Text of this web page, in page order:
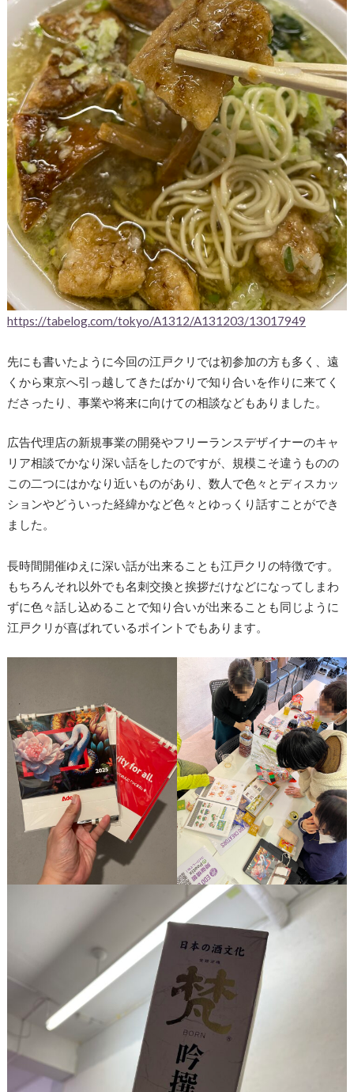
https://tabelog.com/tokyo/A1312/A131203/13017949
先にも書いたように今回の江戸クリでは初参加の方も多く、遠
くから東京へ引っ越してきたばかりで知り合いを作りに来てく
ださったり、事業や将来に向けての相談などもありました。
広告代理店の新規事業の開発やフリーランスデザイナーのキャ
リア相談でかなり深い話をしたのですが、規模こそ違うものの
この二つにはかなり近いものがあり、数人で色々とディスカッ
ションやどういった経緯かなど色々とゆっくり話すことができ
ました。
長時間開催ゆえに深い話が出来ることも江戸クリの特徴です。
もちろんそれ以外でも名刺交換と挨拶だけなどになってしまわ
ずに色々話し込めることで知り合いが出来ることも同じように
江戸クリが喜ばれているポイントでもあります。